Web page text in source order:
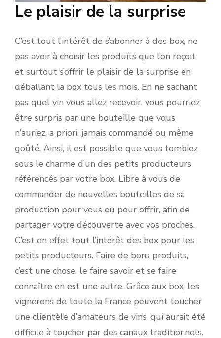
Le plaisir de la surprise
C’est tout l’intérêt de s’abonner à des box, ne
pas avoir à choisir les produits que l’on reçoit
et surtout s’offrir le plaisir de la surprise en
déballant la box tous les mois. En ne sachant
pas quel vin vous allez recevoir, vous pourriez
être surpris par une bouteille que vous
n’auriez, a priori, jamais commandé ou même
goûté. Ainsi, il est possible que vous tombiez
sous le charme d’un des petits producteurs
référencés par votre box. Libre à vous de
commander de nouvelles bouteilles de sa
production pour vous ou pour offrir, afin de
partager votre découverte avec vos proches.
C’est en effet tout l’intérêt des box pour les
petits producteurs. Faire de bons produits,
c’est une chose, le faire savoir et se faire
connaître en est une autre. Grâce aux box, les
vignerons de toute la France peuvent toucher
une clientèle d’amateurs de vins, qui aurait été
difficile à toucher par des canaux traditionnels.